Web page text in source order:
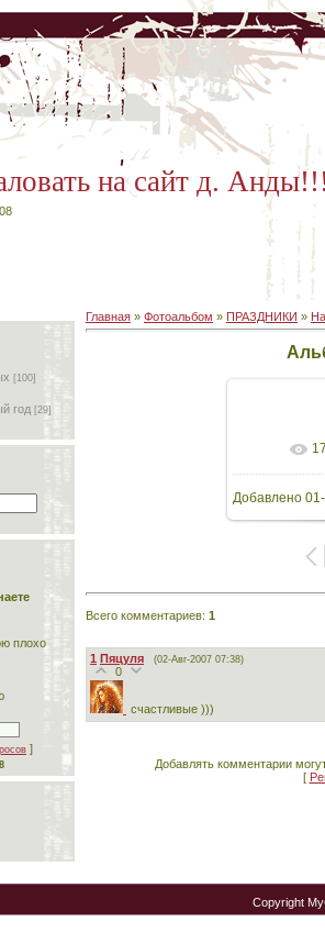
на сайт д.
[100]
год [29]
плохо
]
Главная » Фотоальбом » ПРАЗДНИКИ »
В
Добавлено
Всего комментариев: 1
1 Пяцуля (02-Авг-2007 07:38)
0
счастливые )))
Добавлять комментарии
[
Copyright